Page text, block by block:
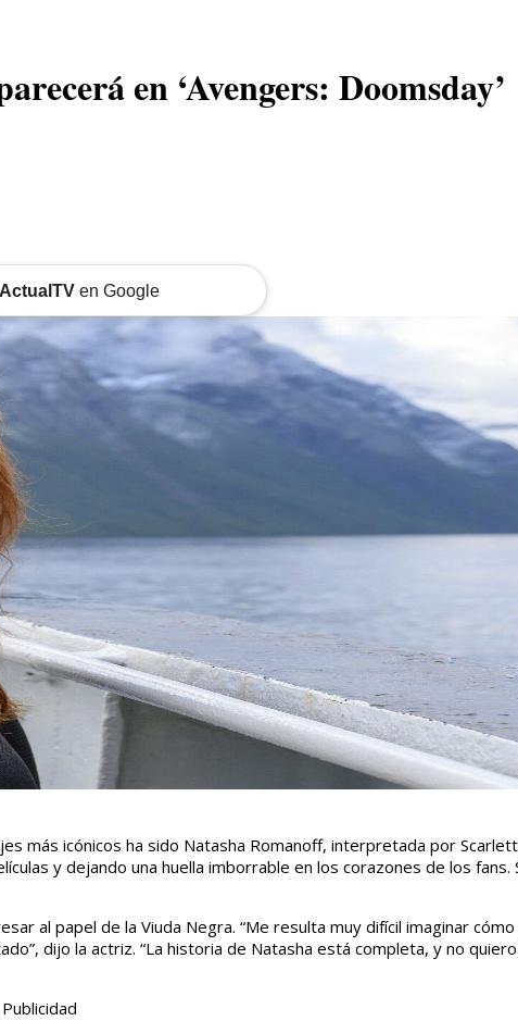
en ‘Avengers: Doomsday’
ActualTVen Google
más icónicos ha sido Natasha Romanoff, interpretada por
y dejando una huella imborrable en los corazones de los
al papel de la Viuda Negra. “Me resulta muy difícil imaginar
dijo la actriz. “La historia de Natasha está completa, y no
Publicidad